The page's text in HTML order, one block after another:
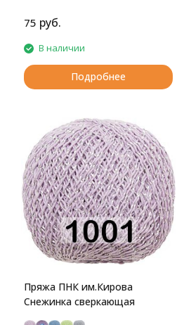
75 руб.
В наличии
Подробнее
Пряжа ПНК им.Кирова
Снежинка сверкающая